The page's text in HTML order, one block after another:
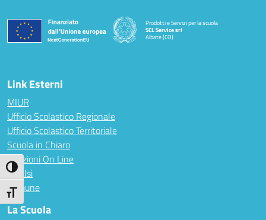
Attiva/disattiva alto contrasto
Attiva/disattiva dimensione testo
Prodotti e Servizi per la scuola
SCL Service srl
Albate (CO)
— Visita la pagina iniziale della scuola
Link Esterni
MIUR
Ufficio Scolastico Regionale
Ufficio Scolastico Territoriale
Scuola in Chiaro
Iscrizioni On Line
Invalsi
Comune
La Scuola